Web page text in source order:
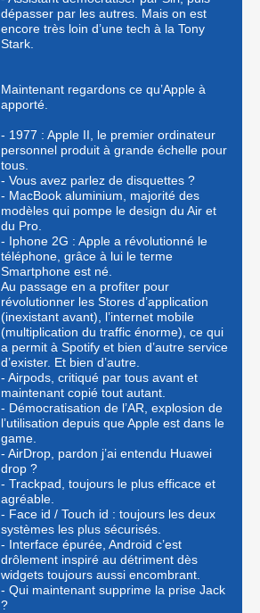
dépasser par les autres. Mais on est
encore très loin d’une tech à la Tony
Stark.
Maintenant regardons ce qu’Apple à
apporté.
- 1977 : Apple II, le premier ordinateur
personnel produit à grande échelle pour
tous.
- Vous avez parlez de disquettes ?
- MacBook aluminium, majorité des
modèles qui pompe le design du Air et
du Pro.
- Iphone 2G : Apple a révolutionné le
téléphone, grâce à lui le terme
Smartphone est né.
Au passage en a profiter pour
révolutionner les Stores d’application
(inexistant avant), l’internet mobile
(multiplication du traffic énorme), ce qui
a permit à Spotify et bien d’autre service
d’exister. Et bien d’autre.
- Airpods, critiqué par tous avant et
maintenant copié tout autant.
- Démocratisation de l’AR, explosion de
l’utilisation depuis que Apple est dans le
game.
- AirDrop, pardon j’ai entendu Huawei
drop ?
- Trackpad, toujours le plus efficace et
agréable.
- Face id / Touch id : toujours les deux
systèmes les plus sécurisés.
- Interface épurée, Android c’est
drôlement inspiré au détriment dès
widgets toujours aussi encombrant.
- Qui maintenant supprime la prise Jack
?